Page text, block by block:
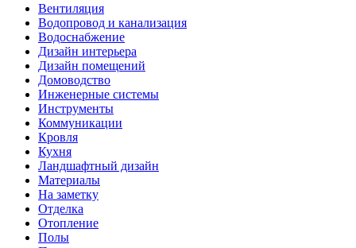
Вентиляция
Водопровод и канализация
Водоснабжение
Дизайн интерьера
Дизайн помещений
Домоводство
Инженерные системы
Инструменты
Коммуникации
Кровля
Кухня
Ландшафтный дизайн
Материалы
На заметку
Отделка
Отопление
Полы